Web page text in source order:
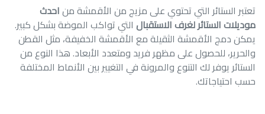
تعتبر الستائر التي تحتوي على مزيج من الأقمشة مناحدث
موديلات الستائر لغرف الاستقبال التي تواكب الموضة بشكل كبير.
يمكن دمج الأقمشة الثقيلة مع الأقمشة الخفيفة، مثل القطن
والحرير، للحصول على مظهر فريد ومتعدد الأبعاد. هذا النوع من
الستائر يوفر لك التنوع والمرونة في التغيير بين الأنماط المختلفة
حسب احتياجاتك.